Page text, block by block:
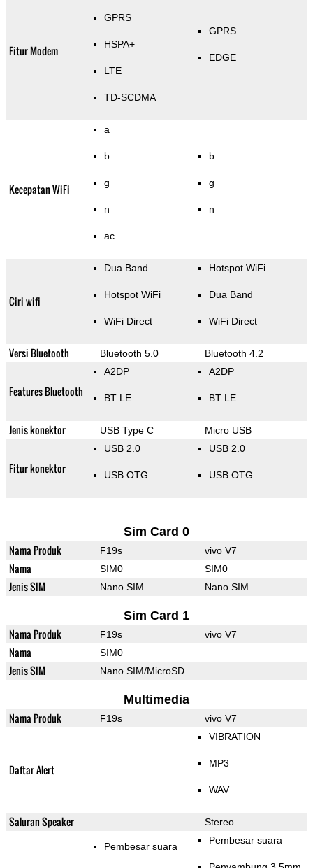
Fitur Modem
GPRS
HSPA+
LTE
TD-SCDMA
GPRS
EDGE
Kecepatan WiFi
a
b
g
n
ac
b
g
n
Ciri wifi
Dua Band
Hotspot WiFi
WiFi Direct
Hotspot WiFi
Dua Band
WiFi Direct
Versi Bluetooth Bluetooth 5.0 Bluetooth 4.2
Features Bluetooth
A2DP
BT LE
A2DP
BT LE
Jenis konektor USB Type C Micro USB
Fitur konektor
USB 2.0
USB OTG
USB 2.0
USB OTG
Sim Card 0
Nama Produk F19s vivo V7
Nama SIM0 SIM0
Jenis SIM Nano SIM Nano SIM
Sim Card 1
Nama Produk F19s vivo V7
Nama SIM0
Jenis SIM Nano SIM/MicroSD
Multimedia
Nama Produk F19s vivo V7
Daftar Alert
VIBRATION
MP3
WAV
Saluran Speaker Stereo
Pembesar suara
Pembesar suara